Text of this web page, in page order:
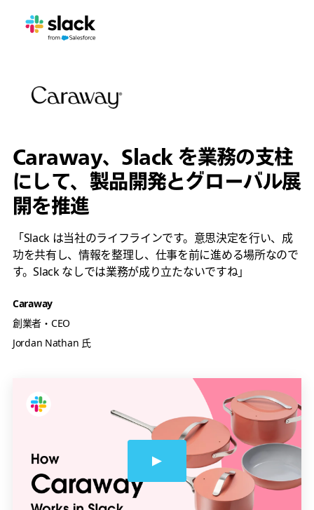
Caraway、Slack を業務の支柱
にして、製品開発とグローバル展
開を推進
「Slack は当社のライフラインです。意思決定を行い、成
功を共有し、情報を整理し、仕事を前に進める場所なので
す。Slack なしでは業務が成り立たないですね」
Caraway
創業者・CEO
Jordan Nathan 氏